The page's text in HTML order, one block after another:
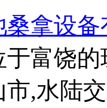
拿设
富饶
,水陆交